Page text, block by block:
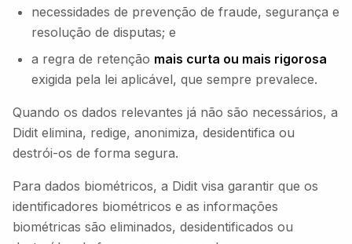
necessidades de prevenção de fraude, segurança e
resolução de disputas; e
a regra de retenção mais curta ou mais rigorosa
exigida pela lei aplicável, que sempre prevalece.
Quando os dados relevantes já não são necessários, a
Didit elimina, redige, anonimiza, desidentifica ou
destrói-os de forma segura.
Para dados biométricos, a Didit visa garantir que os
identificadores biométricos e as informações
biométricas são eliminados, desidentificados ou